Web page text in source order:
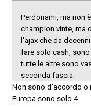
Perdonami, ma non
champion vinte, ma
l'ajax che da
fare solo cash,
tutte le altre sono
seconda fascia.
Non sono d'accordo o
Europa sono solo 4